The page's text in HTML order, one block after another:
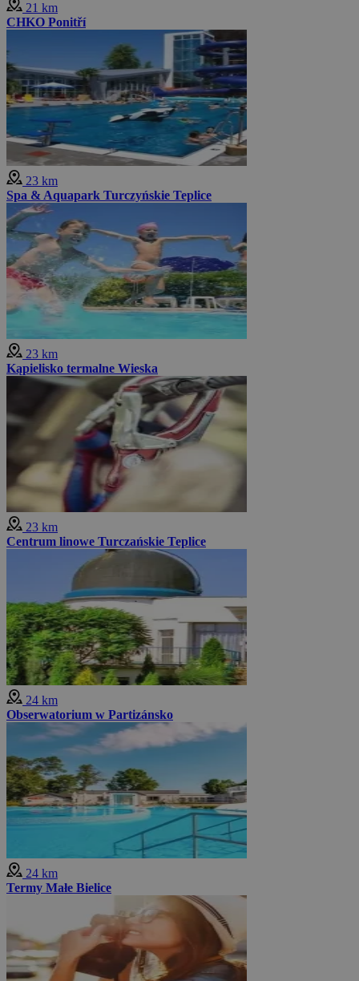
21 km
CHKO Ponitří
23 km
Spa & Aquapark Turczyńskie Teplice
23 km
Kąpielisko termalne Wieska
23 km
Centrum linowe Turczańskie Teplice
24 km
Obserwatorium w Partizánsko
24 km
Termy Małe Bielice